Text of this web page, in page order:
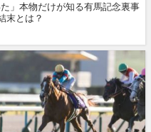
」本物だけが知る有馬記念裏事
末とは？